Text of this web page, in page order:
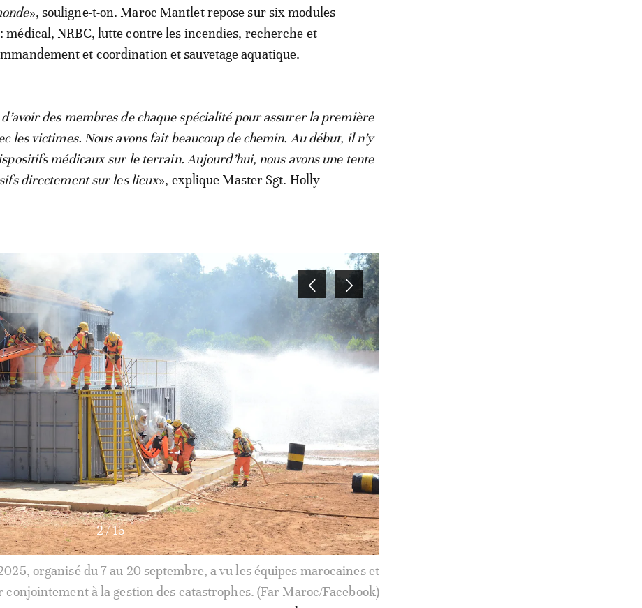
», souligne-t-on. Maroc Mantlet repose sur six modules
médical, NRBC, lutte contre les incendies, recherche et
et coordination et sauvetage aquatique.
d’avoir des membres de chaque spécialité pour assurer la première
les victimes. Nous avons fait beaucoup de chemin. Au début, il n’y
médicaux sur le terrain. Aujourd’hui, nous avons une tente
directement sur les lieux», explique Master Sgt. Holly
3/15
organisé du 7 au 20 septembre, a vu les équipes marocaines et
conjointement à la gestion des catastrophes. (US Embassy